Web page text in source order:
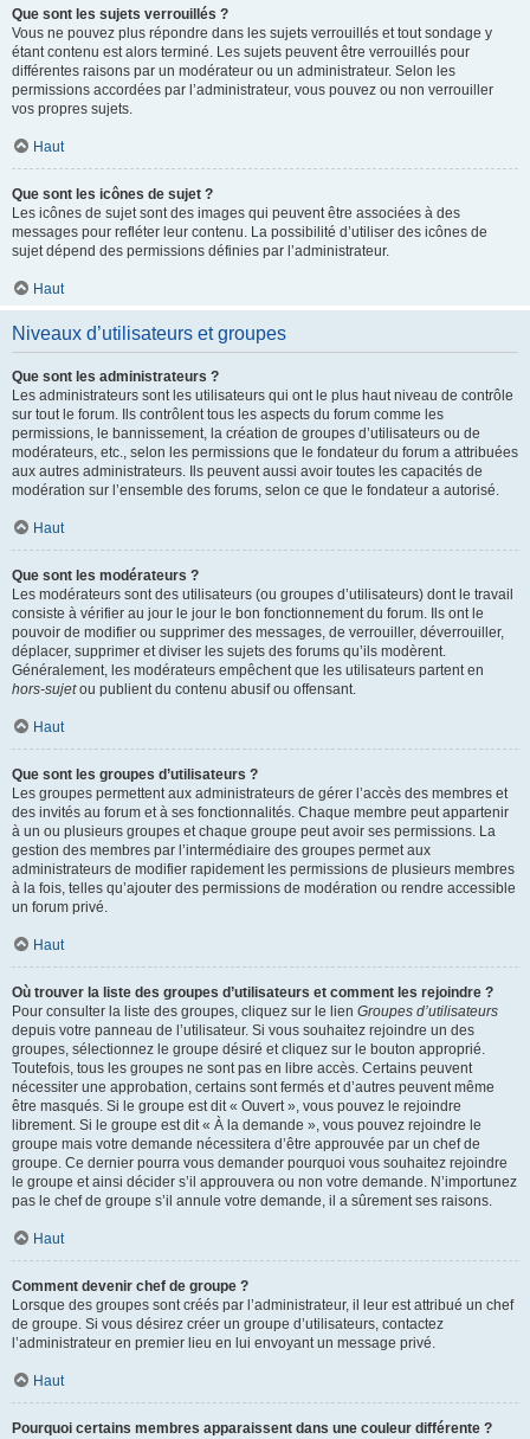
Que sont les sujets verrouillés ?
Vous ne pouvez plus répondre dans les sujets verrouillés et tout sondage y
étant contenu est alors terminé. Les sujets peuvent être verrouillés pour
différentes raisons par un modérateur ou un administrateur. Selon les
permissions accordées par l’administrateur, vous pouvez ou non verrouiller
vos propres sujets.
Haut
Que sont les icônes de sujet ?
Les icônes de sujet sont des images qui peuvent être associées à des
messages pour refléter leur contenu. La possibilité d’utiliser des icônes de
sujet dépend des permissions définies par l’administrateur.
Haut
Niveaux d’utilisateurs et groupes
Que sont les administrateurs ?
Les administrateurs sont les utilisateurs qui ont le plus haut niveau de contrôle
sur tout le forum. Ils contrôlent tous les aspects du forum comme les
permissions, le bannissement, la création de groupes d’utilisateurs ou de
modérateurs, etc., selon les permissions que le fondateur du forum a attribuées
aux autres administrateurs. Ils peuvent aussi avoir toutes les capacités de
modération sur l’ensemble des forums, selon ce que le fondateur a autorisé.
Haut
Que sont les modérateurs ?
Les modérateurs sont des utilisateurs (ou groupes d’utilisateurs) dont le travail
consiste à vérifier au jour le jour le bon fonctionnement du forum. Ils ont le
pouvoir de modifier ou supprimer des messages, de verrouiller, déverrouiller,
déplacer, supprimer et diviser les sujets des forums qu’ils modèrent.
Généralement, les modérateurs empêchent que les utilisateurs partent en
hors-sujetou publient du contenu abusif ou offensant.
Haut
Que sont les groupes d’utilisateurs ?
Les groupes permettent aux administrateurs de gérer l’accès des membres et
des invités au forum et à ses fonctionnalités. Chaque membre peut appartenir
à un ou plusieurs groupes et chaque groupe peut avoir ses permissions. La
gestion des membres par l’intermédiaire des groupes permet aux
administrateurs de modifier rapidement les permissions de plusieurs membres
à la fois, telles qu’ajouter des permissions de modération ou rendre accessible
un forum privé.
Haut
Où trouver la liste des groupes d’utilisateurs et comment les rejoindre ?
Pour consulter la liste des groupes, cliquez sur le lien Groupes d’utilisateurs
depuis votre panneau de l’utilisateur. Si vous souhaitez rejoindre un des
groupes, sélectionnez le groupe désiré et cliquez sur le bouton approprié.
Toutefois, tous les groupes ne sont pas en libre accès. Certains peuvent
nécessiter une approbation, certains sont fermés et d’autres peuvent même
être masqués. Si le groupe est dit « Ouvert », vous pouvez le rejoindre
librement. Si le groupe est dit « À la demande », vous pouvez rejoindre le
groupe mais votre demande nécessitera d’être approuvée par un chef de
groupe. Ce dernier pourra vous demander pourquoi vous souhaitez rejoindre
le groupe et ainsi décider s’il approuvera ou non votre demande. N’importunez
pas le chef de groupe s’il annule votre demande, il a sûrement ses raisons.
Haut
Comment devenir chef de groupe ?
Lorsque des groupes sont créés par l’administrateur, il leur est attribué un chef
de groupe. Si vous désirez créer un groupe d’utilisateurs, contactez
l’administrateur en premier lieu en lui envoyant un message privé.
Haut
Pourquoi certains membres apparaissent dans une couleur différente ?